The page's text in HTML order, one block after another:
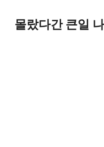
몰랐다간 큰일 나